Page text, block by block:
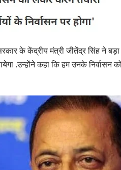
के केंद्रीय मंत्री जीतेंद्र सिंह ने
.उन्होंने कहा कि हम उनके निर्वासन